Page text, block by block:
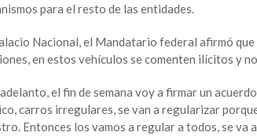
para el resto de las entidades.
Nacional, el Mandatario federal afirmó
en estos vehículos se comenten ilícitos y
adelanto, el fin de semana voy a firmar un
carros irregulares, se van a regularizar
Entonces los vamos a regular a todos, se va